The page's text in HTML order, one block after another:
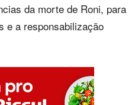
da morte de Roni, para
e a responsabilização